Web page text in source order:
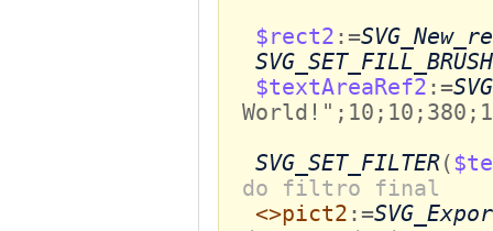
$rect2 :=
SVG_SET_FILL_BRUSH
$textAreaRef2 :=
SVG_SET_FILTER(
do filtro final
<>pict2 :=